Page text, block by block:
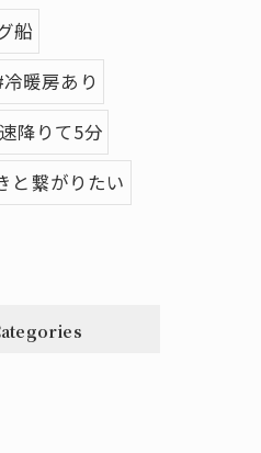
船
冷暖房あり
降りて5分
と繋がりたい